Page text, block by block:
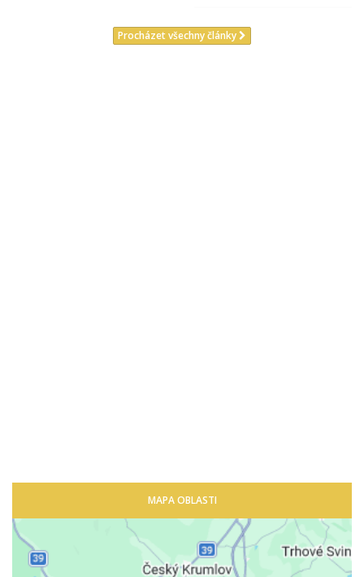
Procházet všechny články
MAPA OBLASTI